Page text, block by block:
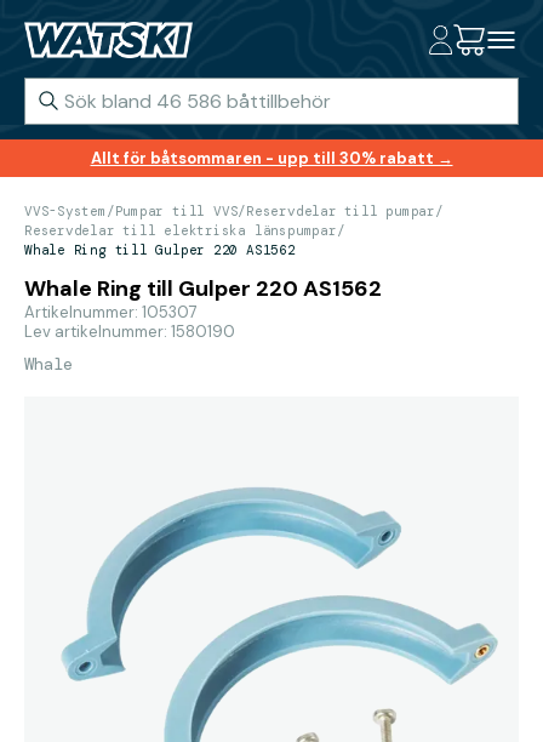
Allt för båtsommaren - upp till 30% rabatt →
VVS-System /Pumpar till VVS/Reservdelar till pumpar/
Reservdelar till elektriska länspumpar/
Whale Ring till Gulper 220 AS1562
Whale Ring till Gulper 220 AS1562
Artikelnummer: 105307
Lev artikelnummer: 1580190
Whale